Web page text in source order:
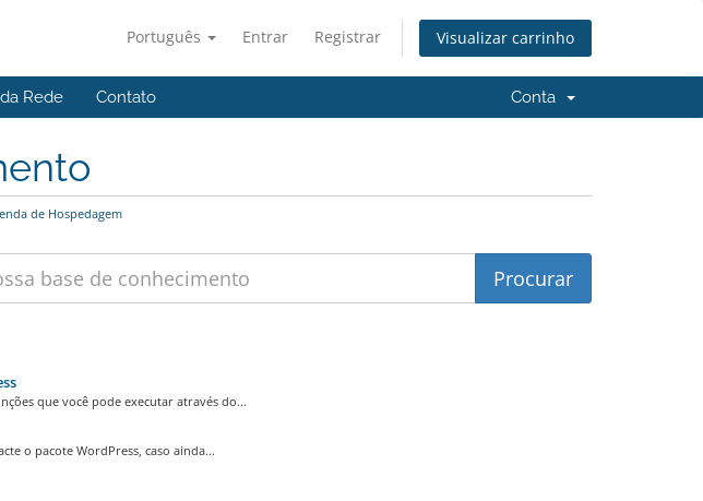
Português Entrar Registrar Visualizar carrinho
Rede Contato Conta
de Hospedagem
que você pode executar através do...
o pacote WordPress, caso ainda...